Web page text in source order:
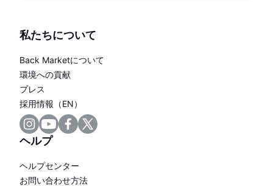
私たちについて
Back Marketについて
環境への貢献
プレス
採用情報（EN）
ヘルプ
ヘルプセンター
お問い合わせ方法